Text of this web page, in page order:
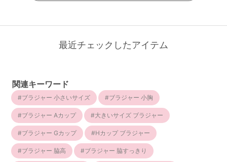
最近チェックしたアイテム
関連キーワード
ブラジャー 小さいサイズ ブラジャー 小胸
ブラジャー Aカップ 大きいサイズ ブラジャー
ブラジャー Gカップ Hカップ ブラジャー
ブラジャー 脇高 ブラジャー 脇すっきり